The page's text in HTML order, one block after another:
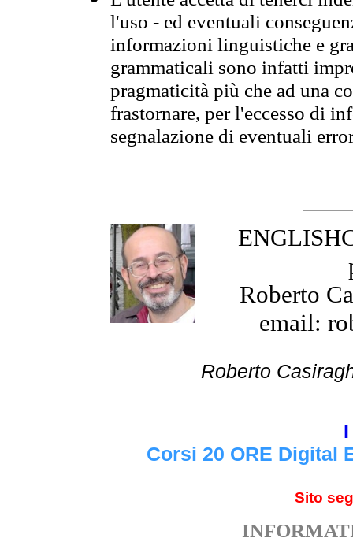
l'uso - ed eventuali
informazioni linguistiche e
grammaticali sono infatti
pragmaticità più che ad una
frastornare, per l'eccesso di
segnalazione di eventuali
Roberto
email:
Roberto
Corsi 20 ORE Digital
Sito